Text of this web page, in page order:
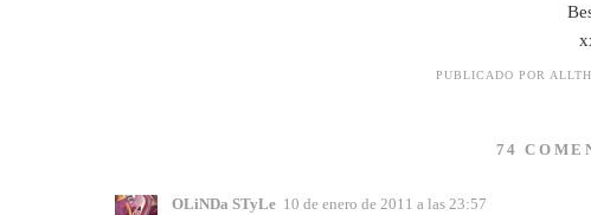
PUBLICADO POR
74
OLiNDa STyLe 10 de enero de 2011 a las 23:57